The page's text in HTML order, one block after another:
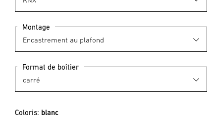
Montage
Format de boîtier
Coloris: blanc